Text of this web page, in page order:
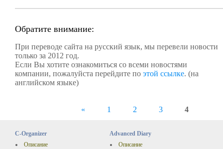
Обратите внимание:
При переводе сайта на русский язык, мы перевели новости
только за 2012 год.
Если Вы хотите ознакомиться со всеми новостями
компании, пожалуйста перейдите по этой ссылке. (на
английском языке)
« 1 2 3 4
C-Organizer
Описание
Advanced Diary
Описание